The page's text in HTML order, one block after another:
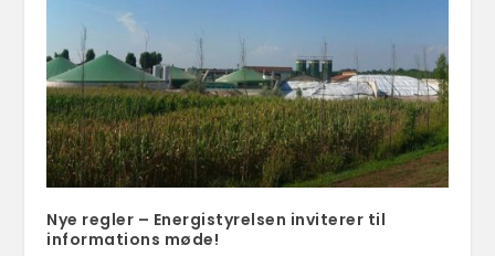
Nye regler – Energistyrelsen inviterer til
informations møde!